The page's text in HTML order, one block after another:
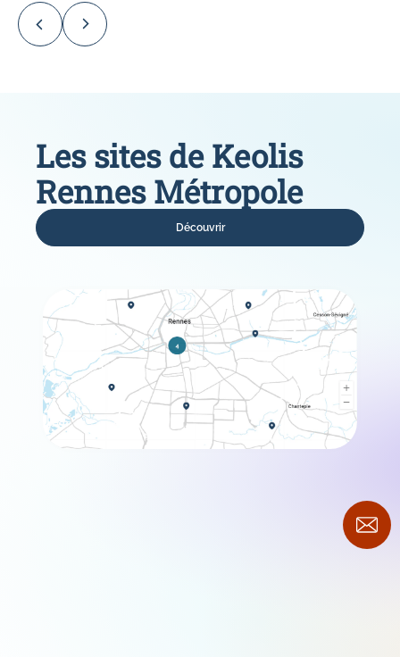
Les sites de Keolis
Rennes Métropole
Découvrir